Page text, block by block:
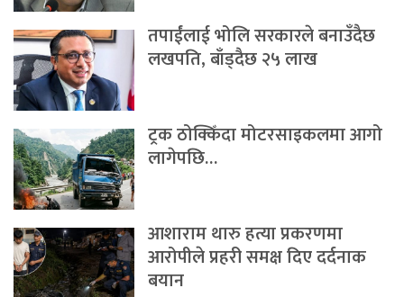
तपाईंलाई भोलि सरकारले बनाउँदैछ
लखपति, बाँड्दैछ २५ लाख
ट्रक ठोक्किँदा मोटरसाइकलमा आगो
लागेपछि…
आशाराम थारु हत्या प्रकरणमा
आरोपीले प्रहरी समक्ष दिए दर्दनाक
बयान